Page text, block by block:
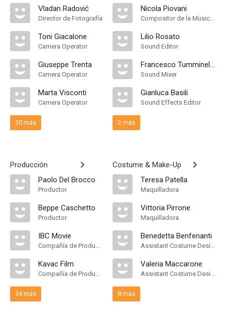
Vladan Radović
Director de Fotografía
Toni Giacalone
Camera Operator
Giuseppe Trenta
Camera Operator
Marta Visconti
Camera Operator
20 más
Producción
Paolo Del Brocco
Productor
Beppe Caschetto
Productor
IBC Movie
Compañía de Produccion
Kavac Film
Compañía de Produccion
34 más
Nicola Piovani
Compositor de la Música Original
Lilio Rosato
Sound Editor
Francesco Tumminello
Sound Mixer
Gianluca Basili
Sound Effects Editor
3 más
Costume & Make-Up
Teresa Patella
Maquilladora
Vittoria Pirrone
Maquilladora
Benedetta Benfenanti
Assistant Costume Designer
Valeria Maccarone
Assistant Costume Designer, Wardrobe Supervisor
8 más